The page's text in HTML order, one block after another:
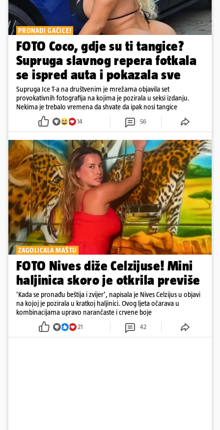
PRONAĐI GAĆICE!
FOTO Coco, gdje su ti tangice?
Supruga slavnog repera fotkala
se ispred auta i pokazala sve
Supruga Ice T-a na društvenim je mrežama objavila set
provokativnih fotografija na kojima je pozirala u seksi izdanju.
Nekima je trebalo vremena da shvate da ipak nosi tangice
14 56
ZAGOLICALA MAŠTU
FOTO Nives diže Celzijuse! Mini
haljinica skoro je otkrila previše
'Kada se pronađu beštija i zvijer', napisala je Nives Celzijus u objavi
na kojoj je pozirala u kratkoj haljinici. Ovog ljeta očarava u
kombinacijama upravo narančaste i crvene boje
21 42